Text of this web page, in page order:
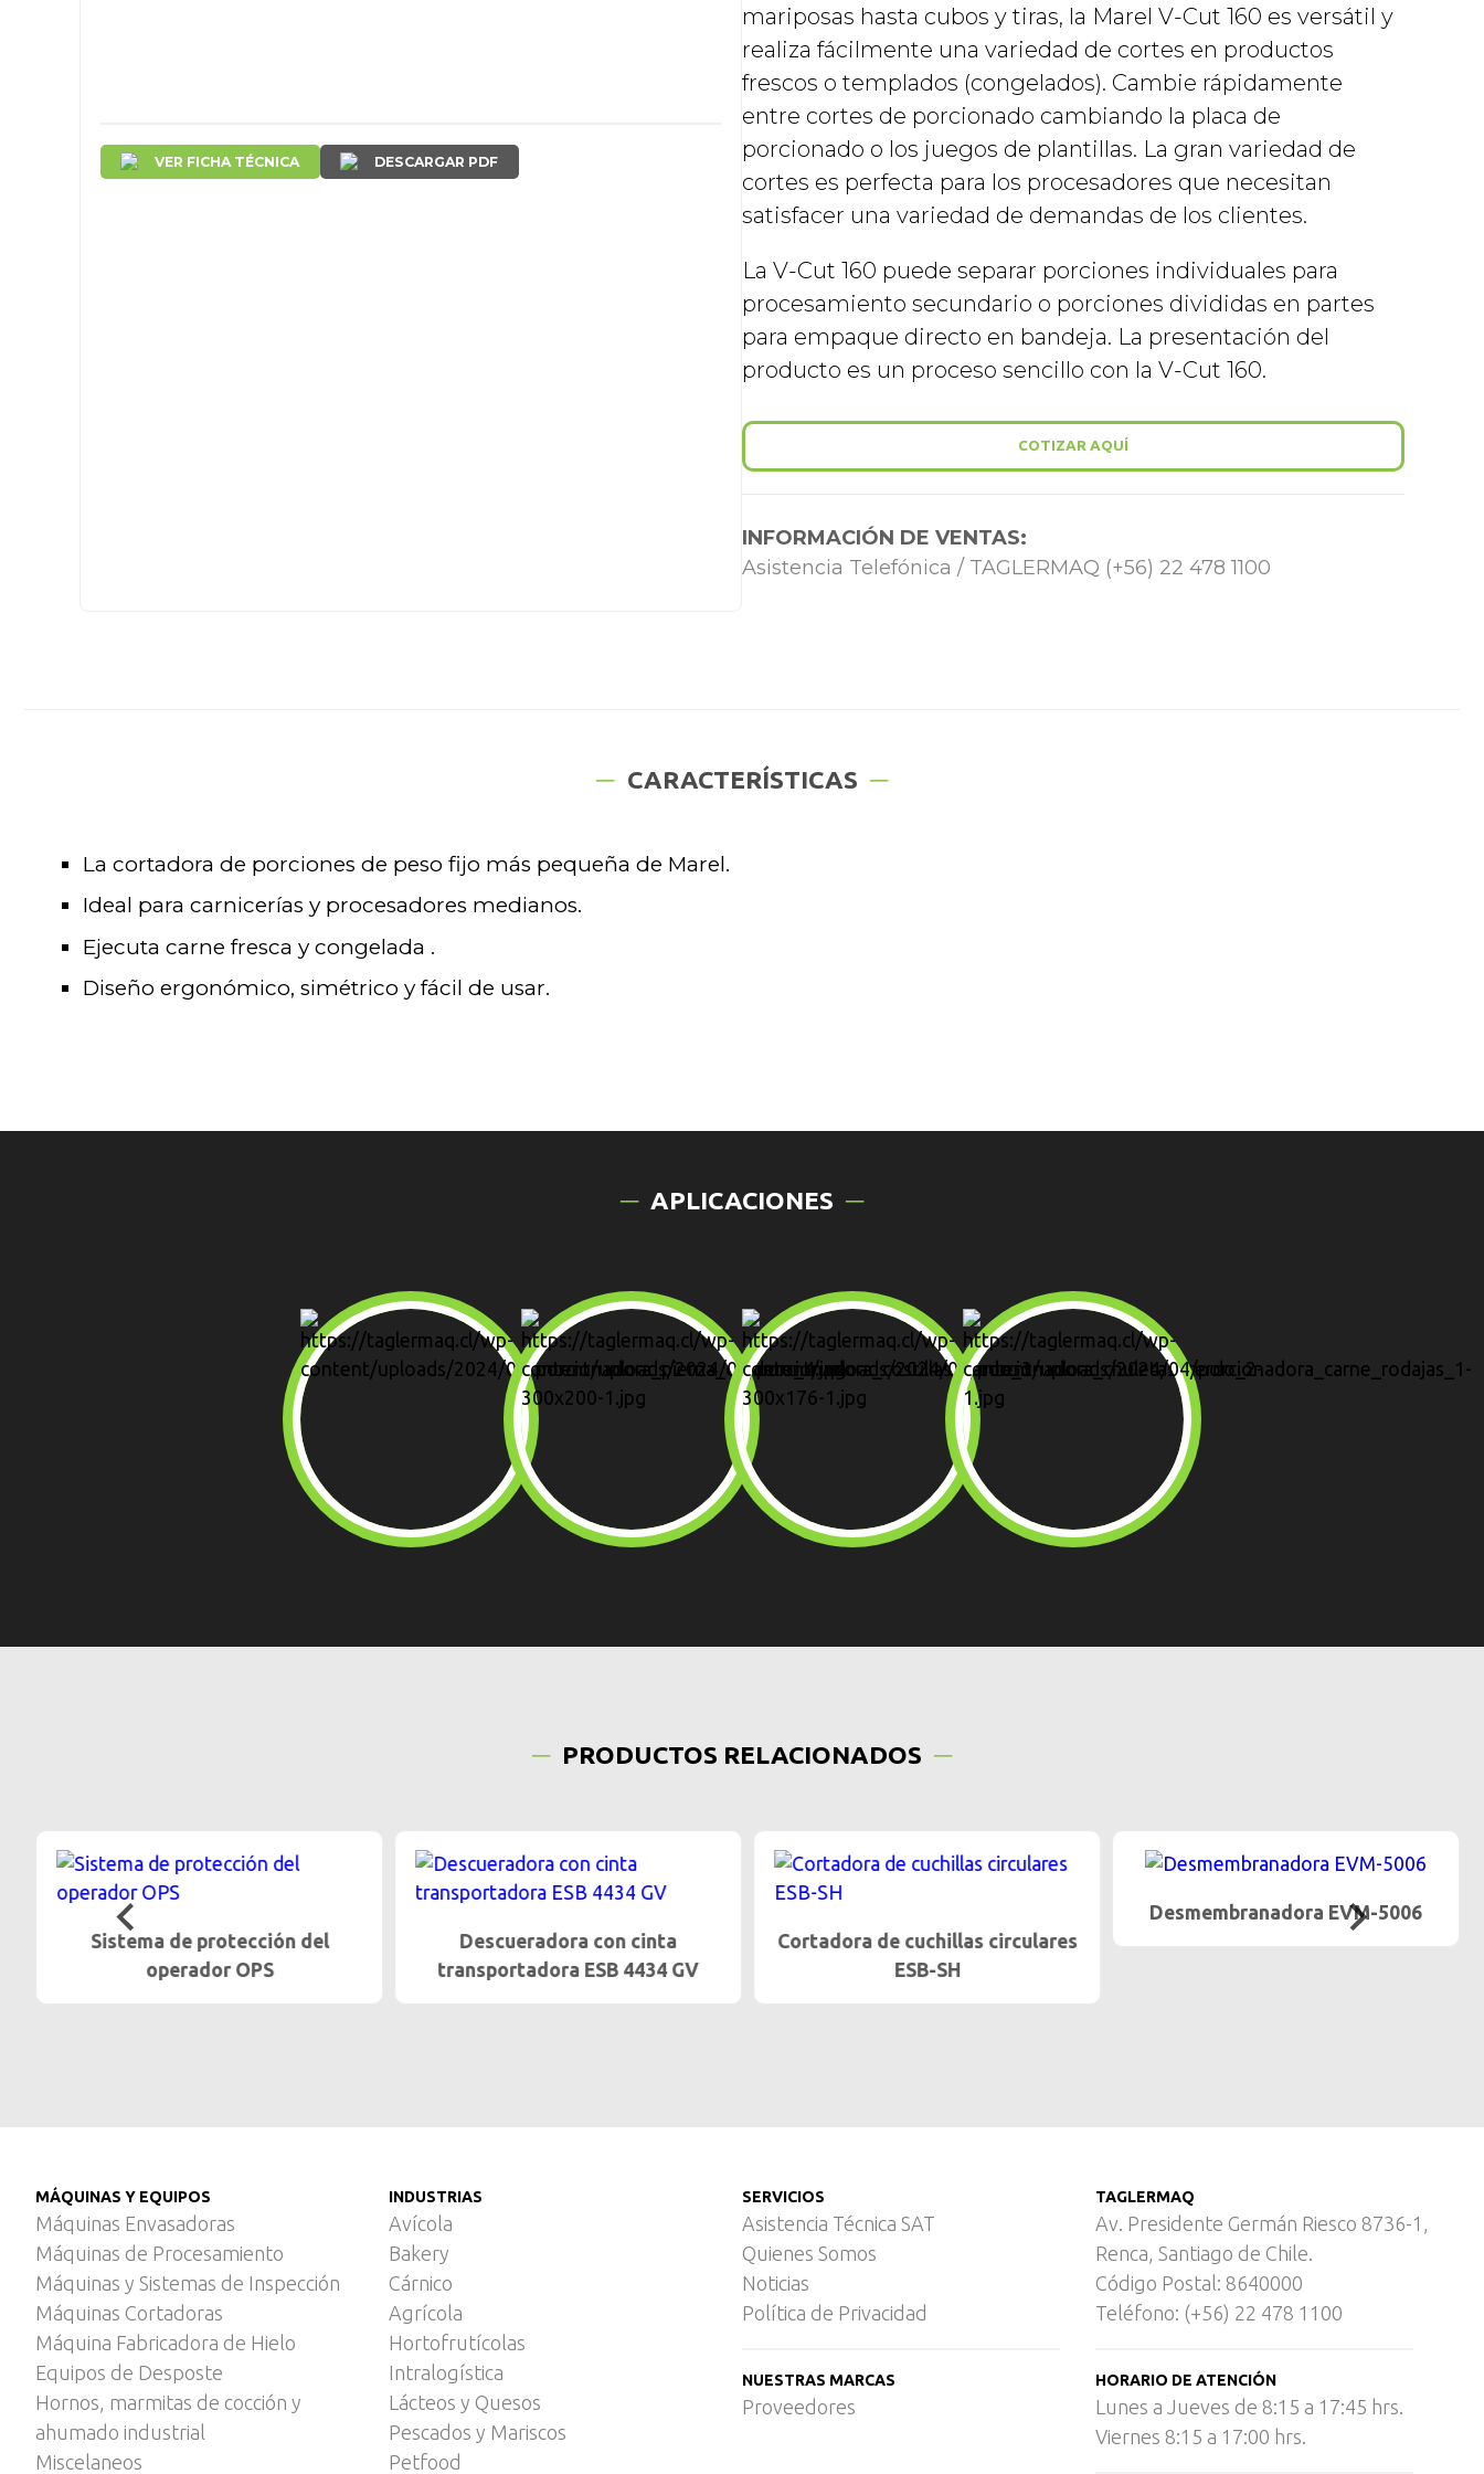
VER FICHA TÉCNICA DESCARGAR PDF
mariposas hasta cubos y tiras, la Marel V-Cut 160 es versátil y
realiza fácilmente una variedad de cortes en productos
frescos o templados (congelados). Cambie rápidamente
entre cortes de porcionado cambiando la placa de
porcionado o los juegos de plantillas. La gran variedad de
cortes es perfecta para los procesadores que necesitan
satisfacer una variedad de demandas de los clientes.
La V-Cut 160 puede separar porciones individuales para
procesamiento secundario o porciones divididas en partes
para empaque directo en bandeja. La presentación del
producto es un proceso sencillo con la V-Cut 160.
COTIZAR AQUÍ
INFORMACIÓN DE VENTAS:
Asistencia Telefónica / TAGLERMAQ (+56) 22 478 1100
CARACTERÍSTICAS
La cortadora de porciones de peso fijo más pequeña de Marel.
Ideal para carnicerías y procesadores medianos.
Ejecuta carne fresca y congelada .
Diseño ergonómico, simétrico y fácil de usar.
APLICACIONES
PRODUCTOS RELACIONADOS
Sistema de protección del
operador OPS
Descueradora con cinta
transportadora ESB 4434 GV
Cortadora de cuchillas circulares
ESB-SH
Desmembranadora EVM-5006
MÁQUINAS Y EQUIPOS
Máquinas Envasadoras
Máquinas de Procesamiento
Máquinas y Sistemas de Inspección
Máquinas Cortadoras
Máquina Fabricadora de Hielo
Equipos de Desposte
Hornos, marmitas de cocción y
ahumado industrial
Miscelaneos
INDUSTRIAS
Avícola
Bakery
Cárnico
Agrícola
Hortofrutícolas
Intralogística
Lácteos y Quesos
Pescados y Mariscos
Petfood
SERVICIOS
Asistencia Técnica SAT
Quienes Somos
Noticias
Política de Privacidad
NUESTRAS MARCAS
Proveedores
TAGLERMAQ
Av. Presidente Germán Riesco 8736-1,
Renca, Santiago de Chile.
Código Postal: 8640000
Teléfono: (+56) 22 478 1100
HORARIO DE ATENCIÓN
Lunes a Jueves de 8:15 a 17:45 hrs.
Viernes 8:15 a 17:00 hrs.